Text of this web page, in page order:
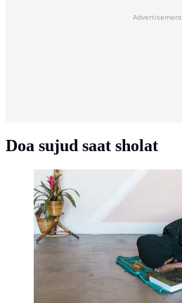
Advertisement
Doa sujud saat sholat